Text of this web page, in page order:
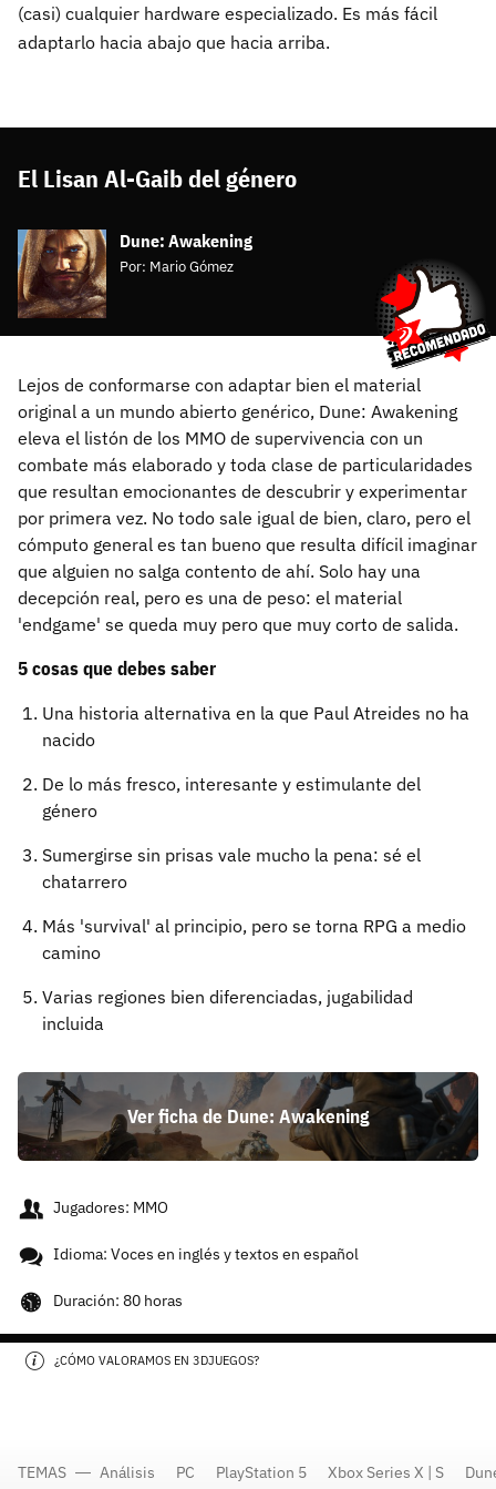
(casi) cualquier hardware especializado. Es más fácil
adaptarlo hacia abajo que hacia arriba.
El Lisan Al-Gaib del género
Dune: Awakening
Por: Mario Gómez
Lejos de conformarse con adaptar bien el material
original a un mundo abierto genérico, Dune: Awakening
eleva el listón de los MMO de supervivencia con un
combate más elaborado y toda clase de particularidades
que resultan emocionantes de descubrir y experimentar
por primera vez. No todo sale igual de bien, claro, pero el
cómputo general es tan bueno que resulta difícil imaginar
que alguien no salga contento de ahí. Solo hay una
decepción real, pero es una de peso: el material
'endgame' se queda muy pero que muy corto de salida.
5 cosas que debes saber
Una historia alternativa en la que Paul Atreides no ha
nacido
De lo más fresco, interesante y estimulante del
género
Sumergirse sin prisas vale mucho la pena: sé el
chatarrero
Más 'survival' al principio, pero se torna RPG a medio
camino
Varias regiones bien diferenciadas, jugabilidad
incluida
Jugadores: MMO
Idioma: Voces en inglés y textos en español
Duración: 80 horas
Ver ficha de Dune: Awakening
¿CÓMO VALORAMOS EN 3DJUEGOS?
TEMAS Análisis PC PlayStation 5 Xbox Series X | S